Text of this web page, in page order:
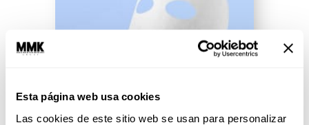
Esta página web usa cookies
Las cookies de este sitio web se usan para personalizar